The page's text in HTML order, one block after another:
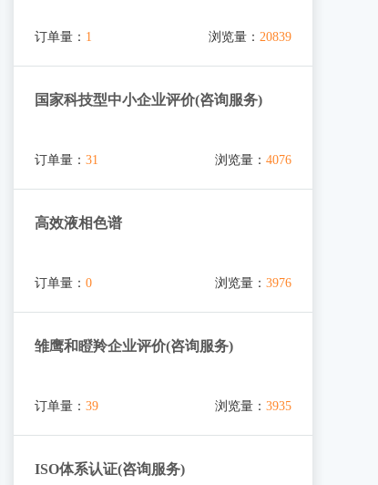
订单量： 1 浏览量： 20839
国家科技型中小企业评价(咨询服务)
订单量： 31 浏览量： 4076
高效液相色谱
订单量： 0 浏览量： 3976
雏鹰和瞪羚企业评价(咨询服务)
订单量： 39 浏览量： 3935
ISO体系认证(咨询服务)